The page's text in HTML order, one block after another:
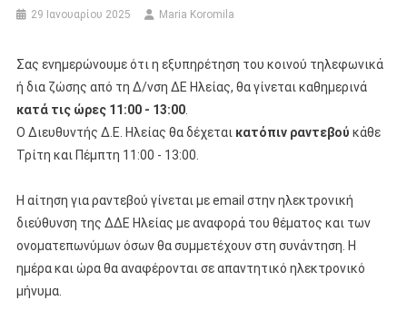
29 Ιανουαρίου 2025 Maria Koromila
Σας ενημερώνουμε ότι η εξυπηρέτηση του κοινού τηλεφωνικά
ή δια ζώσης από τη Δ/νση ΔΕ Ηλείας, θα γίνεται καθημερινά
κατά τις ώρες 11:00 - 13:00.
Ο Διευθυντής Δ.Ε. Ηλείας θα δέχεται κατόπιν ραντεβού κάθε
Τρίτη και Πέμπτη 11:00 - 13:00.
Η αίτηση για ραντεβού γίνεται με email στην ηλεκτρονική
διεύθυνση της ΔΔΕ Ηλείας με αναφορά του θέματος και των
ονοματεπωνύμων όσων θα συμμετέχουν στη συνάντηση. Η
ημέρα και ώρα θα αναφέρονται σε απαντητικό ηλεκτρονικό
μήνυμα.